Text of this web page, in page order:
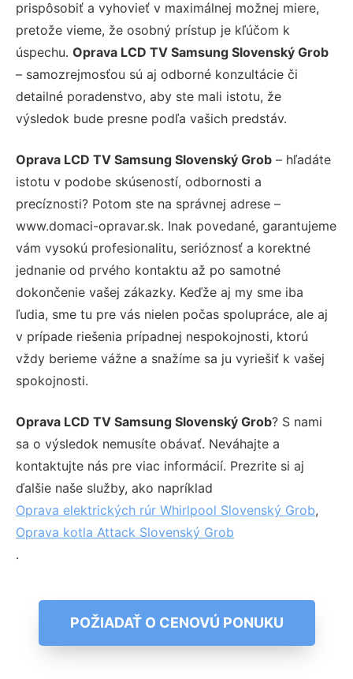
prispôsobiť a vyhovieť v maximálnej možnej miere,
pretože vieme, že osobný prístup je kľúčom k
úspechu. Oprava LCD TV Samsung Slovenský Grob
– samozrejmosťou sú aj odborné konzultácie či
detailné poradenstvo, aby ste mali istotu, že
výsledok bude presne podľa vašich predstáv.
Oprava LCD TV Samsung Slovenský Grob – hľadáte
istotu v podobe skúseností, odbornosti a
precíznosti? Potom ste na správnej adrese –
www.domaci-opravar.sk. Inak povedané, garantujeme
vám vysokú profesionalitu, serióznosť a korektné
jednanie od prvého kontaktu až po samotné
dokončenie vašej zákazky. Keďže aj my sme iba
ľudia, sme tu pre vás nielen počas spolupráce, ale aj
v prípade riešenia prípadnej nespokojnosti, ktorú
vždy berieme vážne a snažíme sa ju vyriešiť k vašej
spokojnosti.
Oprava LCD TV Samsung Slovenský Grob? S nami
sa o výsledok nemusíte obávať. Neváhajte a
kontaktujte nás pre viac informácií. Prezrite si aj
ďalšie naše služby, ako napríklad
Oprava elektrických rúr Whirlpool Slovenský Grob,
Oprava kotla Attack Slovenský Grob
.
POŽIADAŤ O CENOVÚ PONUKU